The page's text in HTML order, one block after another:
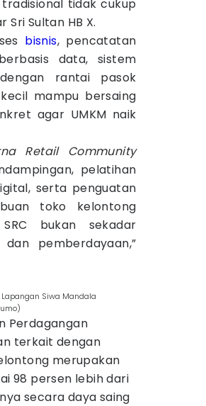
tidak cukup
Sultan HB X.
bisnis, pencatatan
data, sistem
rantai pasok
mampu bersaing
agar UMKM naik
Retail Community
pelatihan
serta penguatan
toko kelontong
bukan sekadar
pemberdayaan,”
Siwa Mandala
Perdagangan
terkait dengan
merupakan
98 persen lebih dari
secara daya saing